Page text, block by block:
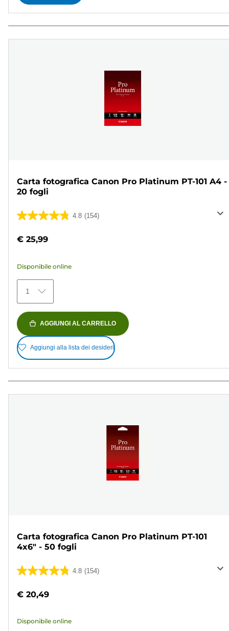
Carta fotografica Canon Pro Platinum PT-101 A4 -
20 fogli
4.8 (154)
4.8
5
154
recensioni
€ 25,99
Disponibile online
1
AGGIUNGI AL CARRELLO
Aggiungi alla lista dei desideri
Carta fotografica Canon Pro Platinum PT-101
4x6" - 50 fogli
4.8 (154)
4.8
5
154
€ 20,49
Disponibile online